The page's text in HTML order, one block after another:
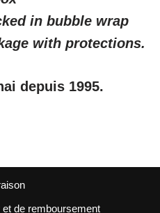
in bubble wrap
with protections.
depuis 1995.
de remboursement